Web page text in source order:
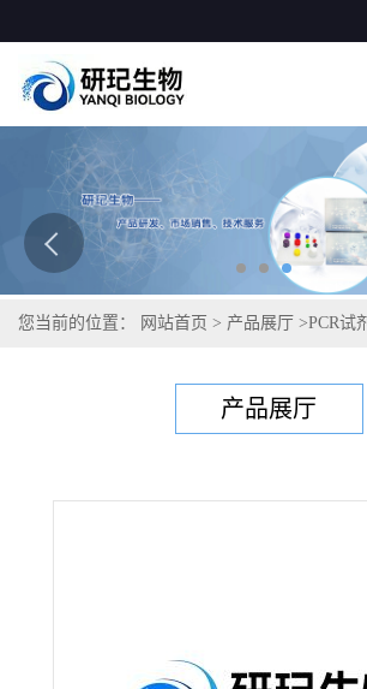
您当前的位置： 网站首页 > 产品展厅 >PCR试
产品展厅